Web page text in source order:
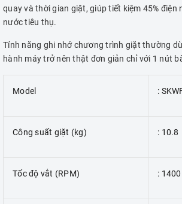
quay và thời gian giặt, giúp tiết kiệm 45% điện
nước tiêu thụ.
Tính năng ghi nhớ chương trình giặt thường
hành máy trở nên thật đơn giản chỉ với 1 nút
Model :
Công suất giặt (kg) : 10.8
Tốc độ vắt (RPM) : 1400